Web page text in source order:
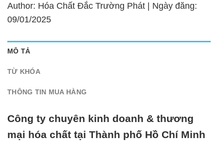
Author: Hóa Chất Đắc Trường Phát | Ngày đăng:
09/01/2025
MÔ TẢ
TỪ KHÓA
THÔNG TIN MUA HÀNG
Công ty chuyên kinh doanh & thương
mại hóa chất tại Thành phố Hồ Chí Minh